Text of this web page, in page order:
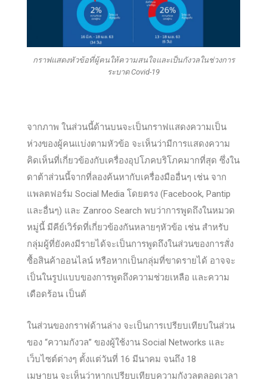
กราฟแสดงหัวข้อที่ผู้คนให้ความสนใจและเป็นกังวลในช่วงการ
ระบาด Covid-19
จากภาพ ในส่วนนี้ด้านบนจะเป็นกราฟแสดงความเป็น
ห่วงของผู้คนแบ่งตามหัวข้อ จะเห็นว่ามีการแสดงความ
คิดเห็นที่เกี่ยวข้องกับเครื่องอุปโภคบริโภคมากที่สุด ซึ่งใน
ดาต้าส่วนนี้จากที่ลองค้นหากับเครื่องมืออื่นๆ เช่น จาก
แพลตฟอร์ม Social Media โดยตรง (Facebook, Pantip
และอื่นๆ) และ Zanroo Search พบว่าการพูดถึงในหมวด
หมู่นี้ มีคีย์เวิร์ดที่เกี่ยวข้องกันหลายๆหัวข้อ เช่น สำหรับ
กลุ่มผู้ที่ยังคงมีรายได้จะเป็นการพูดถึงในส่วนของการสั่ง
ซื้อสินค้าออนไลน์ หรือหากเป็นกลุ่มที่ขาดรายได้ อาจจะ
เป็นในรูปแบบของการพูดถึงความช่วยเหลือ และความ
เดือดร้อน เป็นต้
ในส่วนของกราฟด้านล่าง จะเป็นการเปรียบเทียบในส่วน
ของ “ความกังวล” ของผู้ใช้งาน Social Networks และ
เว็บไซต์ต่างๆ ตั้งแต่วันที่ 16 มีนาคม จนถึง 18
เมษายน จะเห็นว่าหากเปรียบเทียบความกังวลตลอดเวลา